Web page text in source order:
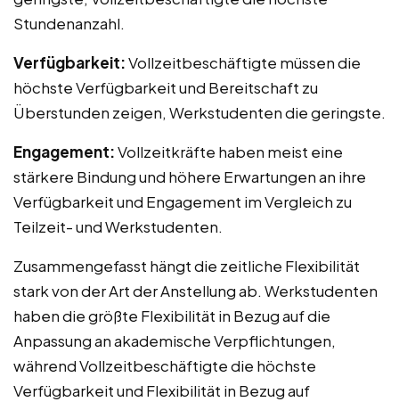
Stundenanzahl.
Verfügbarkeit:Vollzeitbeschäftigte müssen die
höchste Verfügbarkeit und Bereitschaft zu
Überstunden zeigen, Werkstudenten die geringste.
Engagement:Vollzeitkräfte haben meist eine
stärkere Bindung und höhere Erwartungen an ihre
Verfügbarkeit und Engagement im Vergleich zu
Teilzeit- und Werkstudenten.
Zusammengefasst hängt die zeitliche Flexibilität
stark von der Art der Anstellung ab. Werkstudenten
haben die größte Flexibilität in Bezug auf die
Anpassung an akademische Verpflichtungen,
während Vollzeitbeschäftigte die höchste
Verfügbarkeit und Flexibilität in Bezug auf